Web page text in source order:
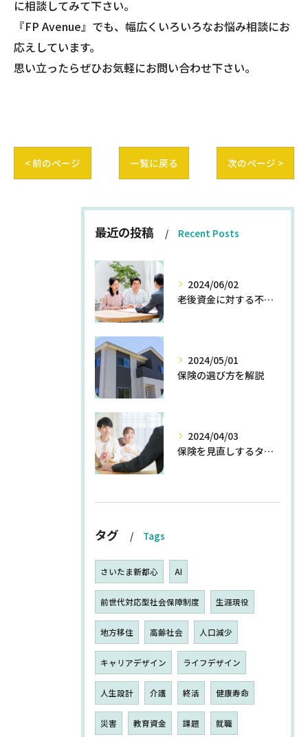
に相談してみて下さい。
『FP Avenue』でも、幅広くいろいろなお悩み相談にお
応えしています。
思い立ったらぜひお気軽にお問い合わせ下さい。
< 前のページ 一覧に戻る 次のページ >
最近の投稿 Recent Posts
2024/06/02
老後資金に対する不安を解消する方法
2024/05/01
保険の選び方を解説
2024/04/03
保険を見直しするタイミングとは
タグ Tags
さいたま新都心 AI
前世代対応型社会保障制度 生涯現役
地方移住 高齢社会 人口減少
キャリアデザイン ライフデザイン
人生設計 介護 終活 健康寿命
災害 教育資金 課題 就職